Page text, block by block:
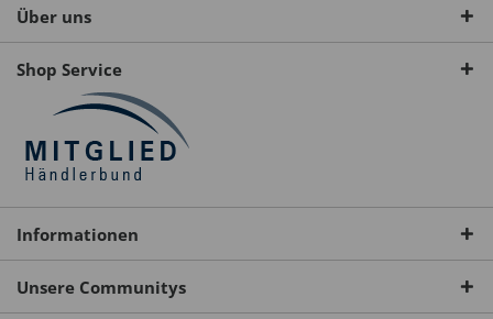
Über uns
Shop Service
Informationen
Unsere Communitys